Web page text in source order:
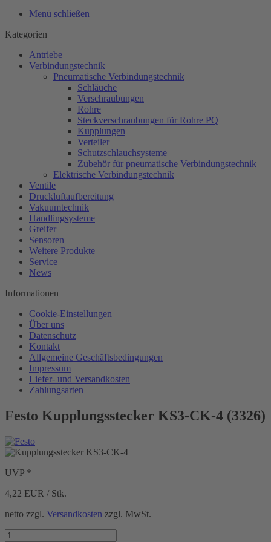
Menü schließen
Kategorien
Antriebe
Verbindungstechnik
Pneumatische Verbindungstechnik
Schläuche
Verschraubungen
Rohre
Steckverschraubungen für Rohre PQ
Kupplungen
Verteiler
Schutzschlauchsysteme
Zubehör für pneumatische Verbindungstechnik
Elektrische Verbindungstechnik
Ventile
Druckluftaufbereitung
Vakuumtechnik
Handlingsysteme
Greifer
Sensoren
Weitere Produkte
Service
News
Informationen
Cookie-Einstellungen
Über uns
Datenschutz
Kontakt
Allgemeine Geschäftsbedingungen
Impressum
Liefer- und Versandkosten
Zahlungsarten
Festo Kupplungsstecker KS3-CK-4 (3326)
UVP *
4,22 EUR / Stk.
netto zzgl. Versandkosten zzgl. MwSt.